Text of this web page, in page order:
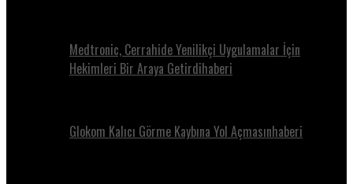
Medtronic, Cerrahide Yenilikçi Uygulamalar İçin
Hekimleri Bir Araya Getirdihaberi
Glokom Kalıcı Görme Kaybına Yol Açmasınhaberi